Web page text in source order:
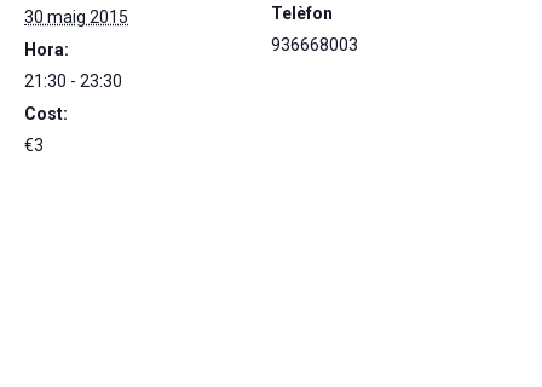
30 maig 2015
Hora:
21:30 - 23:30
Cost:
€3
Telèfon
936668003